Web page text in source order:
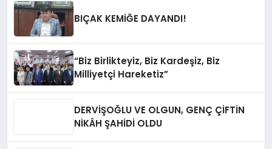
BIÇAK KEMİĞE DAYANDI!
“Biz Birlikteyiz, Biz Kardeşiz, Biz
Milliyetçi Hareketiz”
DERVİŞOĞLU VE OLGUN, GENÇ ÇİFTİN
NİKÂH ŞAHİDİ OLDU